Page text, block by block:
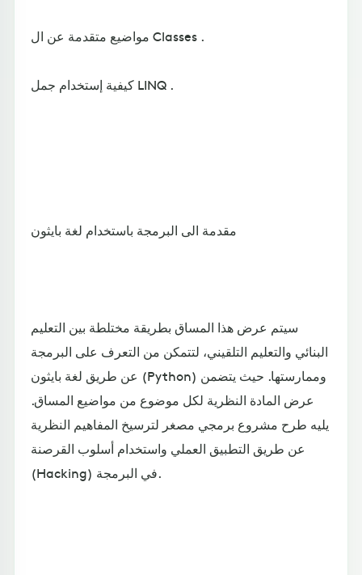
مواضيع متقدمة عن ال Classes .
كيفية إستخدام جمل LINQ .
مقدمة الى البرمجة باستخدام لغة بايثون
سيتم عرض هذا المساق بطريقة مختلطة بين التعليم
البنائي والتعليم التلقيني، لتتمكن من التعرف على البرمجة
عن طريق لغة بايثون (Python) وممارستها. حيث يتضمن
عرض المادة النظرية لكل موضوع من مواضيع المساق.
يليه طرح مشروع برمجي مصغر لترسيخ المفاهيم النظرية
عن طريق التطبيق العملي واستخدام أسلوب القرصنة
(Hacking) في البرمجة.